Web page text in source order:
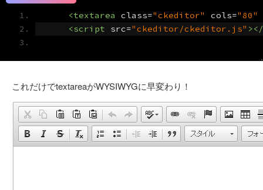
<textarea class="ckeditor" cols="80"
<script
src="ckeditor/ckeditor.js"
これだけでtextareaがWYSIWYGに早変わり！